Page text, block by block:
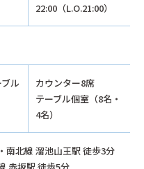
22:00（L.O.21:00）
ル
カウンター8席
テーブル個室（8名・
4名）
南北線 溜池山王駅 徒歩3分
赤坂駅 徒歩5分